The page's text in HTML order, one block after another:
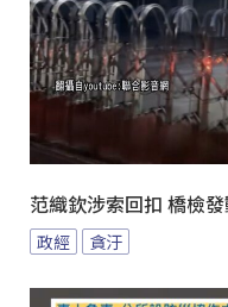
范織欽涉索回扣 橋檢
政經 貪汙